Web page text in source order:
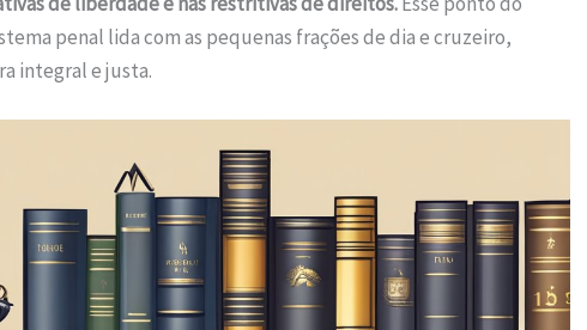
penal lida com as pequenas frações de dia e cruzeiro,
integral e justa.